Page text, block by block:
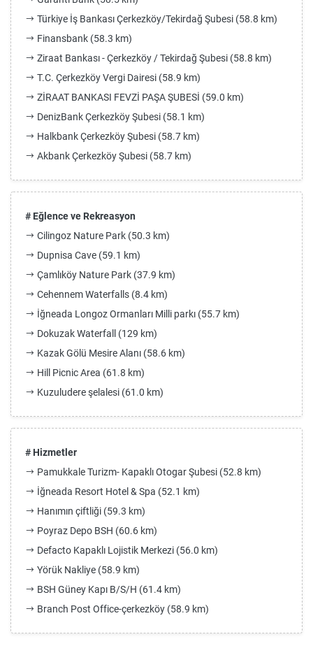
Türkiye İş Bankası Çerkezköy/Tekirdağ Şubesi (58.8 km)
Finansbank (58.3 km)
Ziraat Bankası - Çerkezköy / Tekirdağ Şubesi (58.8 km)
T.C. Çerkezköy Vergi Dairesi (58.9 km)
ZİRAAT BANKASI FEVZİ PAŞA ŞUBESİ (59.0 km)
DenizBank Çerkezköy Şubesi (58.1 km)
Halkbank Çerkezköy Şubesi (58.7 km)
Akbank Çerkezköy Şubesi (58.7 km)
# Eğlence ve Rekreasyon
Cilingoz Nature Park (50.3 km)
Dupnisa Cave (59.1 km)
Çamlıköy Nature Park (37.9 km)
Cehennem Waterfalls (8.4 km)
İğneada Longoz Ormanları Milli parkı (55.7 km)
Dokuzak Waterfall (129 km)
Kazak Gölü Mesire Alanı (58.6 km)
Hill Picnic Area (61.8 km)
Kuzuludere şelalesi (61.0 km)
# Hizmetler
Pamukkale Turizm- Kapaklı Otogar Şubesi (52.8 km)
İğneada Resort Hotel & Spa (52.1 km)
Hanımın çiftliği (59.3 km)
Poyraz Depo BSH (60.6 km)
Defacto Kapaklı Lojistik Merkezi (56.0 km)
Yörük Nakliye (58.9 km)
BSH Güney Kapı B/S/H (61.4 km)
Branch Post Office-çerkezköy (58.9 km)